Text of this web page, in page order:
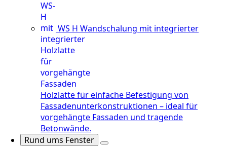
WS H Wandschalung mit integrierter
Holzlatte für einfache Befestigung von
Fassadenunterkonstruktionen – ideal für
vorgehängte Fassaden und tragende
Betonwände.
Rund ums Fenster